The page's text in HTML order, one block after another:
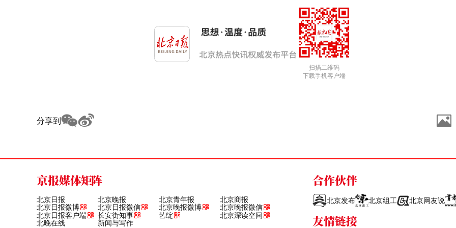
扫描二维码
下载手机客户端
分享到
京报媒体矩阵
北京日报 北京晚报 北京青年报 北京商报
北京日报微博 北京日报微信 北京晚报微博
北京晚报微信
北京日报客户端
长安街知事 艺绽 北京深读空间
北晚在线 新闻与写作
合作伙伴
北京发布 北京组工 北京网友说
友情链接